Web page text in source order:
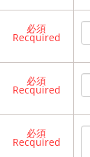
必須
Recquired
必須
Recquired
必須
Recquired